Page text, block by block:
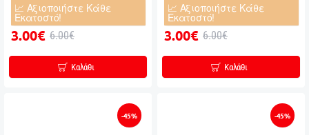
📈 Αξιοποιήστε Κάθε
Εκατοστό!
3.00€ 6.00€
Καλάθι
📈 Αξιοποιήστε Κάθε
Εκατοστό!
3.00€ 6.00€
Καλάθι
-45% -45%